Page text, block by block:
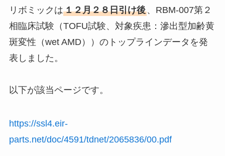
リボミックは１２月２８日引け後、RBM-007第２
相臨床試験（TOFU試験、対象疾患：滲出型加齢黄
斑変性（wet AMD））のトップラインデータを発
表しました。
以下が該当ページです。
https://ssl4.eir-
parts.net/doc/4591/tdnet/2065836/00.pdf